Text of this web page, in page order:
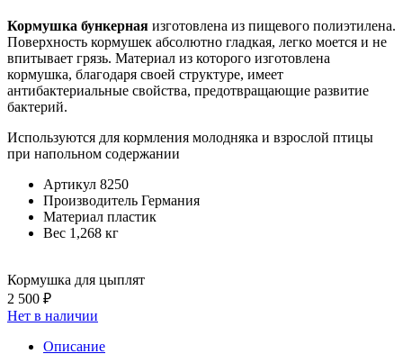
Кормушка бункерная изготовлена из пищевого полиэтилена.
Поверхность кормушек абсолютно гладкая, легко моется и не
впитывает грязь. Материал из которого изготовлена
кормушка, благодаря своей структуре, имеет
антибактериальные свойства, предотвращающие развитие
бактерий.
Используются для кормления молодняка и взрослой птицы
при напольном содержании
Артикул 8250
Производитель Германия
Материал пластик
Вес 1,268 кг
Кормушка для цыплят
2 500 ₽
Нет в наличии
Описание